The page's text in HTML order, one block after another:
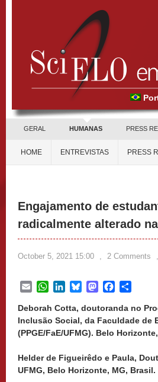
GERAL HUMANAS PRESS
HOME ENTREVISTAS PRESS
Engajamento de
radicalmente alterado
October 5, 2021 15:00 , 2 Comments ,
EmailWhatsApp
LinkedInBlueskyMastodonFacebook
Deborah Cotta, doutoranda no
Inclusão Social, da Faculdade de
(PPGE/FaE/UFMG). Belo
Helder de Figueirêdo e Paula,
UFMG, Belo Horizonte, MG, Brasil.